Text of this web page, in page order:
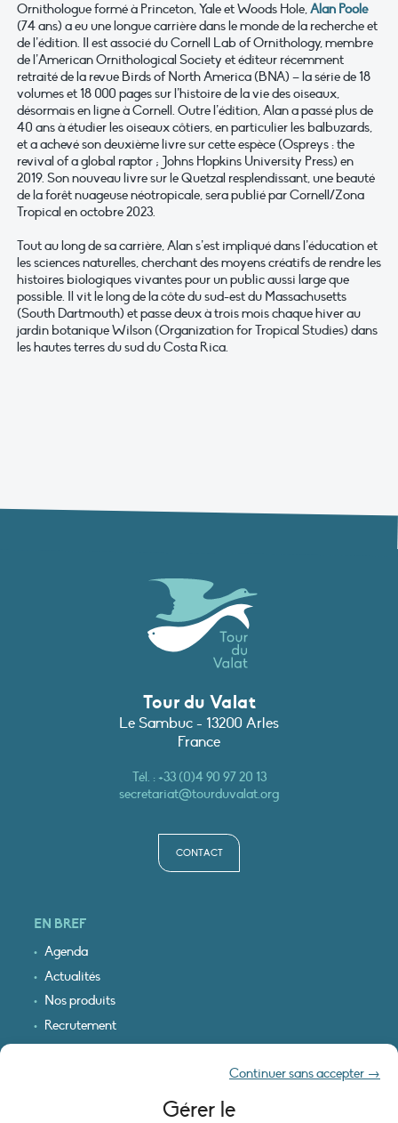
Gérer le
Continuer sans accepter →
Ornithologue formé à Princeton, Yale et Woods Hole,Alan Poole
(74 ans) a eu une longue carrière dans le monde de la recherche et
de l’édition. Il est associé du Cornell Lab of Ornithology, membre
de l’American Ornithological Society et éditeur récemment
retraité de la revue Birds of North America (BNA) – la série de 18
volumes et 18 000 pages sur l’histoire de la vie des oiseaux,
désormais en ligne à Cornell. Outre l’édition, Alan a passé plus de
40 ans à étudier les oiseaux côtiers, en particulier les balbuzards,
et a achevé son deuxième livre sur cette espèce (Ospreys : the
revival of a global raptor ; Johns Hopkins University Press) en
2019. Son nouveau livre sur le Quetzal resplendissant, une beauté
de la forêt nuageuse néotropicale, sera publié par Cornell/Zona
Tropical en octobre 2023.
Tout au long de sa carrière, Alan s’est impliqué dans l’éducation et
les sciences naturelles, cherchant des moyens créatifs de rendre les
histoires biologiques vivantes pour un public aussi large que
possible. Il vit le long de la côte du sud-est du Massachusetts
(South Dartmouth) et passe deux à trois mois chaque hiver au
jardin botanique Wilson (Organization for Tropical Studies) dans
les hautes terres du sud du Costa Rica.
Tour du Valat
Le Sambuc - 13200 Arles
France
Tél. :+33 (0)4 90 97 20 13
secretariat@tourduvalat.org
CONTACT
EN BREF
Agenda
Actualités
Nos produits
Recrutement
INFORMATIONS LÉGALES